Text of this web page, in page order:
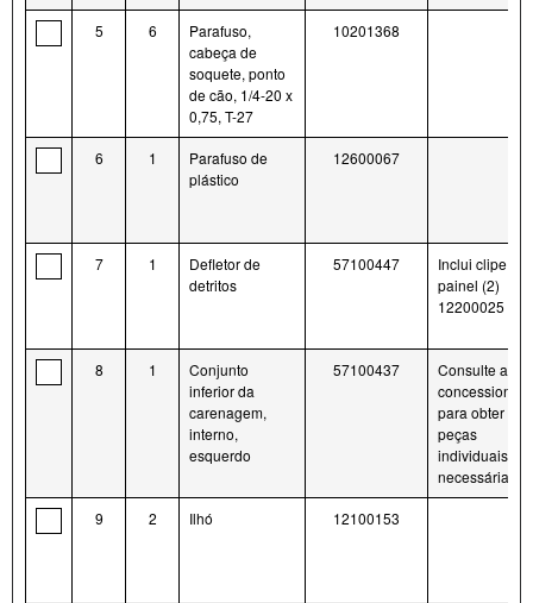
5 6
Parafuso,
cabeça de
soquete, ponto
de cão, 1/4-20 x
0,75, T-27
10201368
6 1
Parafuso de
plástico
12600067
7 1
Defletor de
detritos
57100447
Inclui clipe do
painel (2)
12200025
8 1
Conjunto
inferior da
carenagem,
interno,
esquerdo
57100437
Consulte a
para obter as
peças
individuais
necessárias
9 2 Ilhó 12100153